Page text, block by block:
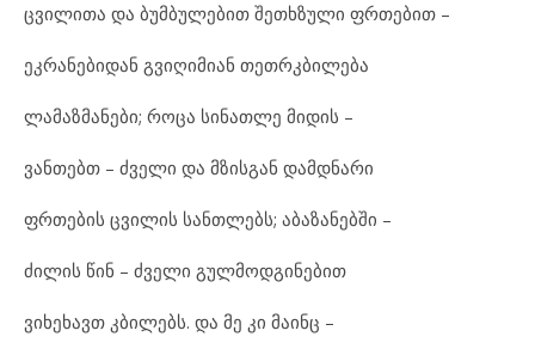
ცვილითა და ბუმბულებით შეთხზული ფრთებით –
ეკრანებიდან გვიღიმიან თეთრკბილება
ლამაზმანები; როცა სინათლე მიდის –
ვანთებთ – ძველი და მზისგან დამდნარი
ფრთების ცვილის სანთლებს; აბაზანებში –
ძილის წინ – ძველი გულმოდგინებით
ვიხეხავთ კბილებს. და მე კი მაინც –